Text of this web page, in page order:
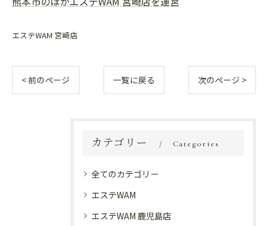
エステWAM 宮崎店
< 前のページ 一覧に戻る 次のページ >
カテゴリー Categories
全てのカテゴリー
エステWAM
エステWAM 鹿児島店